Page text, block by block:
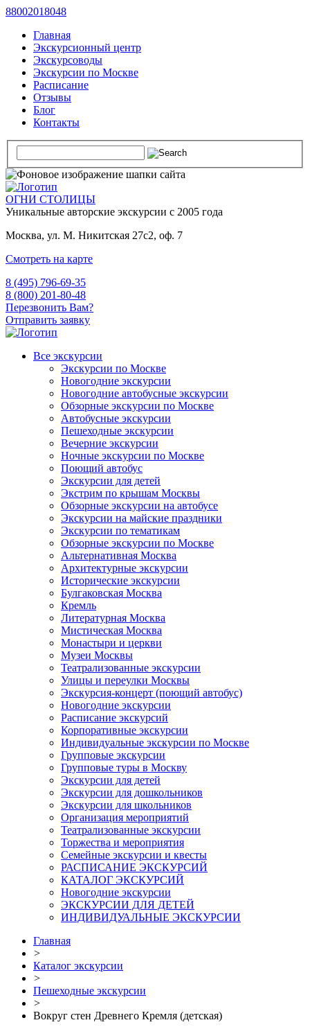
88002018048
Главная
Экскурсионный центр
Экскурсоводы
Экскурсии по Москве
Расписание
Отзывы
Блог
Контакты
ОГНИ СТОЛИЦЫ
Уникальные авторские экскурсии с 2005 года
Москва, ул. М. Никитская 27с2, оф. 7
Смотреть на карте
8 (495) 796-69-35
8 (800) 201-80-48
Перезвонить Вам?
Отправить заявку
Все экскурсии
Экскурсии по Москве
Новогодние экскурсии
Новогодние автобусные экскурсии
Обзорные экскурсии по Москве
Автобусные экскурсии
Пешеходные экскурсии
Вечерние экскурсии
Ночные экскурсии по Москве
Поющий автобус
Экскурсии для детей
Экстрим по крышам Москвы
Обзорные экскурсии на автобусе
Экскурсии на майские праздники
Экскурсии по тематикам
Обзорные экскурсии по Москве
Альтернативная Москва
Архитектурные экскурсии
Исторические экскурсии
Булгаковская Москва
Кремль
Литературная Москва
Мистическая Москва
Монастыри и церкви
Музеи Москвы
Театрализованные экскурсии
Улицы и переулки Москвы
Экскурсия-концерт (поющий автобус)
Новогодние экскурсии
Расписание экскурсий
Корпоративные экскурсии
Индивидуальные экскурсии по Москве
Групповые экскурсии
Групповые туры в Москву
Экскурсии для детей
Экскурсии для дошкольников
Экскурсии для школьников
Организация мероприятий
Театрализованные экскурсии
Торжества и мероприятия
Семейные экскурсии и квесты
РАСПИСАНИЕ ЭКСКУРСИЙ
КАТАЛОГ ЭКСКУРСИЙ
Новогодние экскурсии
ЭКСКУРСИИ ДЛЯ ДЕТЕЙ
ИНДИВИДУАЛЬНЫЕ ЭКСКУРСИИ
Главная
>
Каталог экскурсии
>
Пешеходные экскурсии
>
Вокруг стен Древнего Кремля (детская)